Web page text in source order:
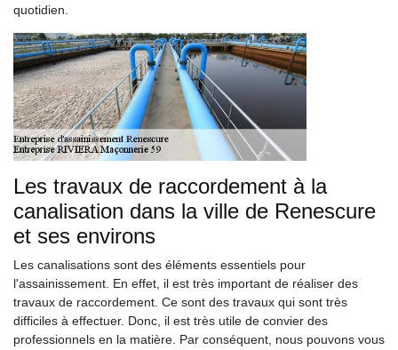
quotidien.
Les travaux de raccordement à la
canalisation dans la ville de Renescure
et ses environs
Les canalisations sont des éléments essentiels pour
l'assainissement. En effet, il est très important de réaliser des
travaux de raccordement. Ce sont des travaux qui sont très
difficiles à effectuer. Donc, il est très utile de convier des
professionnels en la matière. Par conséquent, nous pouvons vous